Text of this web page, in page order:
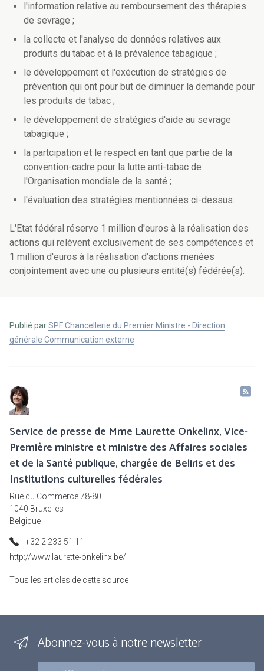
l'information relative au remboursement des thérapies
de sevrage ;
la collecte et l'analyse de données relatives aux
produits du tabac et à la prévalence tabagique ;
le développement et l'exécution de stratégies de
prévention qui ont pour but de diminuer la demande pour
les produits de tabac ;
le développement de stratégies d'aide au sevrage
tabagique ;
la partcipation et le respect en tant que partie de la
convention-cadre pour la lutte anti-tabac de
l'Organisation mondiale de la santé ;
l'évaluation des stratégies mentionnées ci-dessus.
L'Etat fédéral réserve 1 million d'euros à la réalisation des
actions qui relèvent exclusivement de ses compétences et
1 million d'euros à la réalisation d'actions menées
conjointement avec une ou plusieurs entité(s) fédérée(s).
Publié parSPF Chancellerie du Premier Ministre - Direction
générale Communication externe
Service de presse de Mme Laurette Onkelinx, Vice-
Première ministre et ministre des Affaires sociales
et de la Santé publique, chargée de Beliris et des
Institutions culturelles fédérales
Rue du Commerce 78-80
1040 Bruxelles
Belgique
+32 2 233 51 11
http://www.laurette-onkelinx.be/
Tous les articles de cette source
Abonnez-vous à notre newsletter
Courriel